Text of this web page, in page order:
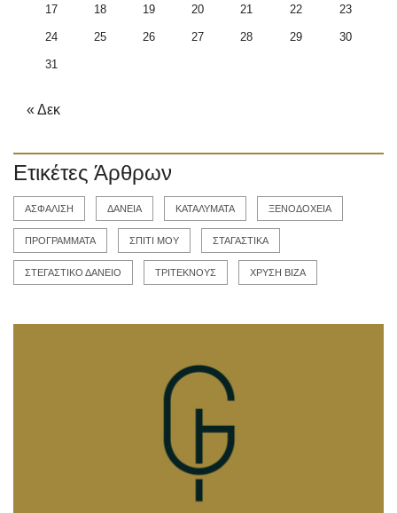
17 18 19 20 21 22 23
24 25 26 27 28 29 30
31
« Δεκ
Ετικέτες Άρθρων
ΑΣΦΑΛΙΣΗ ΔΑΝΕΙΑ ΚΑΤΑΛΥΜΑΤΑ ΞΕΝΟΔΟΧΕΙΑ
ΠΡΟΓΡΑΜΜΑΤΑ ΣΠΙΤΙ ΜΟΥ ΣΤΑΓΑΣΤΙΚΑ
ΣΤΕΓΑΣΤΙΚΟ ΔΑΝΕΙΟ ΤΡΙΤΕΚΝΟΥΣ ΧΡΥΣΗ ΒΙΖΑ